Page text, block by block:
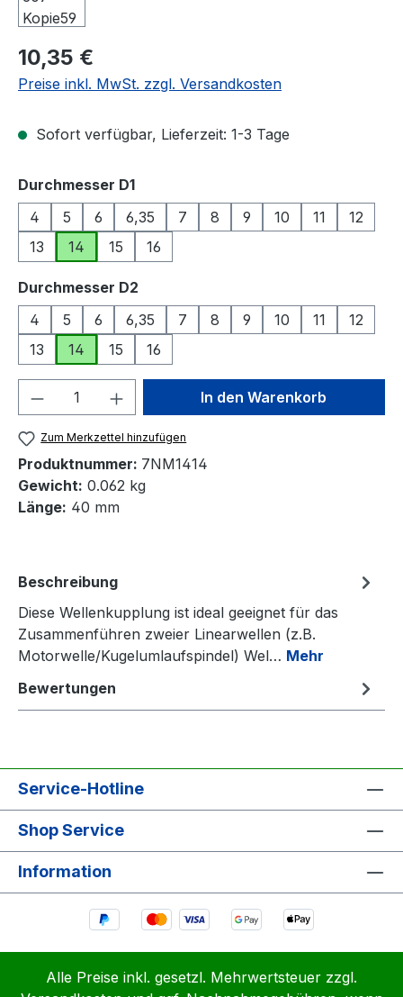
Regulärer Preis:
10,35 €
Preise inkl. MwSt. zzgl. Versandkosten
Sofort verfügbar, Lieferzeit: 1-3 Tage
Durchmesser D1auswählen
4
5 6 6,35 7 8 9 10 11
12
13
14 15 16
Durchmesser D2
4
5 6 6,35 7 8 9 10 11
12
13
14 15 16
Produkt Anzahl: Gib denIn den Warenkorb
Zum Merkzettel hinzufügen
Produktnummer: 7NM1414
Gewicht: 0.062 kg
Länge: 40 mm
Beschreibung
Diese Wellenkupplung ist ideal geeignet für das
Zusammenführen zweier Linearwellen (z.B.
Motorwelle/Kugelumlaufspindel) Wel… Mehr
Bewertungen
Service-Hotline
Shop Service
Information
Alle Preise inkl. gesetzl. Mehrwertsteuer zzgl.